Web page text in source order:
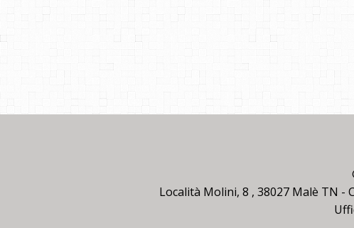
Località Molini, 8 , 38027 Malè TN -